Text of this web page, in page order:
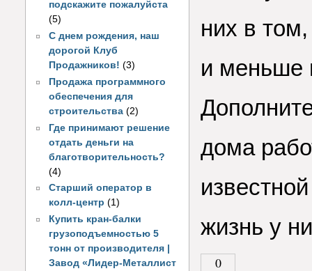
подскажите пожалуйста
(5)
С днем рождения, наш
дорогой Клуб
Продажников! (3)
Продажа программного
обеспечения для
строительства (2)
Где принимают решение
отдать деньги на
благотворительность?
(4)
Старший оператор в
колл-центр (1)
Купить кран-балки
грузоподъемностью 5
тонн от производителя |
Завод «Лидер-Металлист
них в
и меньше
дома
жизнь у
0